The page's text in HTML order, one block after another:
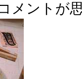
メントが